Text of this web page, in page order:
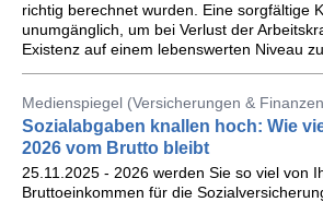
richtig berechnet wurden. Eine sorgfältige
unumgänglich, um bei Verlust der
Existenz auf einem lebenswerten Niveau
Medienspiegel (Versicherungen &
Sozialabgaben knallen hoch: Wie
2026 vom Brutto bleibt
25.11.2025 - 2026 werden Sie so viel von
Bruttoeinkommen für die